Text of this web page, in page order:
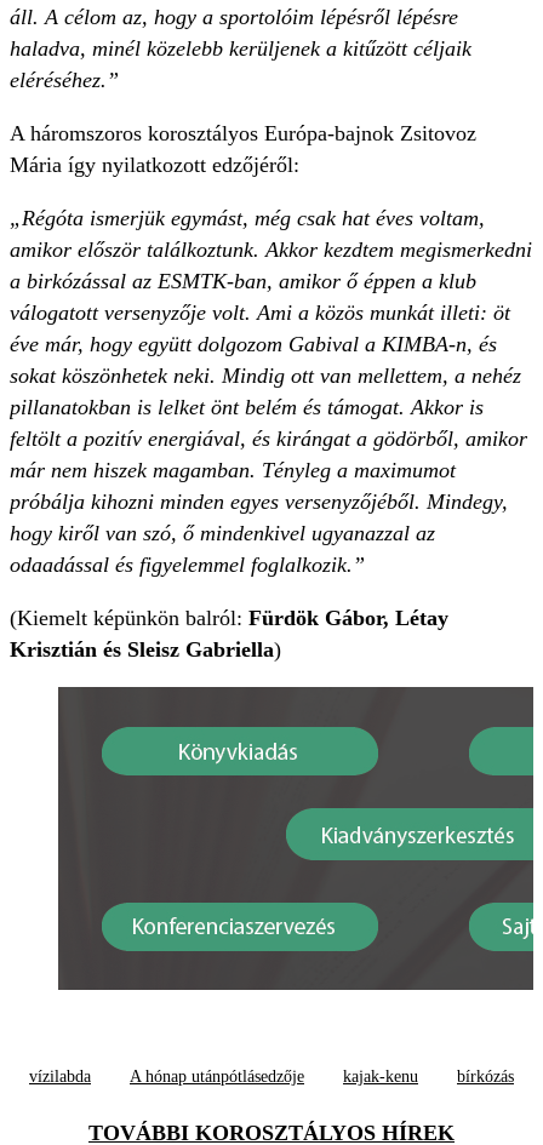
áll. A célom az, hogy a sportolóim lépésről lépésre
haladva, minél közelebb kerüljenek a kitűzött céljaik
eléréséhez.”
A háromszoros korosztályos Európa-bajnok Zsitovoz
Mária így nyilatkozott edzőjéről:
„Régóta ismerjük egymást, még csak hat éves voltam,
amikor először találkoztunk. Akkor kezdtem megismerkedni
a birkózással az ESMTK-ban, amikor ő éppen a klub
válogatott versenyzője volt. Ami a közös munkát illeti: öt
éve már, hogy együtt dolgozom Gabival a KIMBA-n, és
sokat köszönhetek neki. Mindig ott van mellettem, a nehéz
pillanatokban is lelket önt belém és támogat. Akkor is
feltölt a pozitív energiával, és kirángat a gödörből, amikor
már nem hiszek magamban. Tényleg a maximumot
próbálja kihozni minden egyes versenyzőjéből. Mindegy,
hogy kiről van szó, ő mindenkivel ugyanazzal az
odaadással és figyelemmel foglalkozik.”
(Kiemelt képünkön balról: Fürdök Gábor, Létay
Krisztián és Sleisz Gabriella)
vízilabda A hónap utánpótlásedzője kajak-kenu bírkózás
TOVÁBBI KOROSZTÁLYOS HÍREK